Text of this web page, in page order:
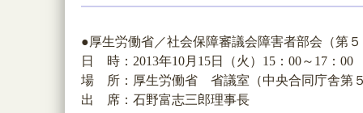
●厚生労働省／社会保障審議会障害者部会（第
日 時：2013年10月15日（火）15：00～17：00
場 所：厚生労働省 省議室（中央合同庁舎第
出 席：石野富志三郎理事長